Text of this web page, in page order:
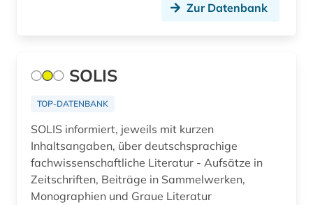
audiovisuelles medium (1)
aufklärung (4)
aufsatz (3)
augenzeuge (2)
Zur Datenbank
SOLIS
TOP-DATENBANK
SOLIS informiert, jeweils mit kurzen
Inhaltsangaben, über deutschsprachige
fachwissenschaftliche Literatur - Aufsätze in
Zeitschriften, Beiträge in Sammelwerken,
Monographien und Graue Literatur